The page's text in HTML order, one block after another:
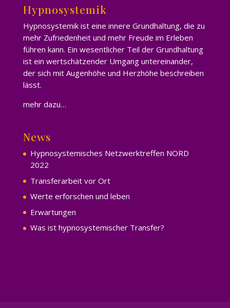
Hypnosystemik
Hypnosystemik ist eine innere Grundhaltung, die zu
mehr Zufriedenheit und mehr Freude im Erleben
führen kann. Ein wesentlicher Teil der Grundhaltung
ist ein wertschätzender Umgang untereinander,
der sich mit Augenhöhe und Herzhöhe beschreiben
lässt.
mehr dazu…
News
Hypnosystemisches Netzwerktreffen NORD
2022
Transferarbeit vor Ort
Werte erforschen und leben
Erwartungen
Was ist hypnosystemischer Transfer?